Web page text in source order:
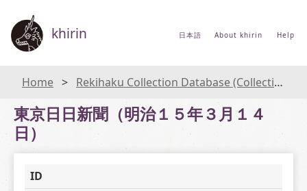
khirin 日本語 About khirin Help
Home Rekihaku Collection Database (Collections Database of the National Museum of Japanese History)
東京日日新聞（明治１５年３月１４
日）
ID